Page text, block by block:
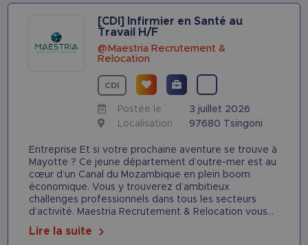
[CDI] Infirmier en Santé au
Travail H/F
@Maestria Recrutement &
Relocation
CDI
Postée le
3 juillet 2026
Localisation
97680 Tsingoni
Entreprise Et si votre prochaine aventure se trouve à
Mayotte ? Ce jeune département d’outre-mer est au
cœur d’un Canal du Mozambique en plein boom
économique. Vous y trouverez d’ambitieux
challenges professionnels dans tous les secteurs
d’activité. Maestria Recrutement & Relocation vous...
Lire la suite